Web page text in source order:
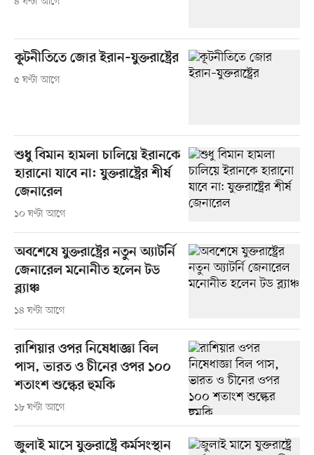
কূটনীতিতে জোর ইরান–যুক্তরাষ্ট্রের
৫ ঘণ্টা আগে
শুধু বিমান হামলা চালিয়ে ইরানকে
হারানো যাবে না: যুক্তরাষ্ট্রের শীর্ষ
জেনারেল
১০ ঘণ্টা আগে
অবশেষে যুক্তরাষ্ট্রের নতুন অ্যাটর্নি
জেনারেল মনোনীত হলেন টড
ব্ল্যাঞ্চ
১৪ ঘণ্টা আগে
রাশিয়ার ওপর নিষেধাজ্ঞা বিল
পাস, ভারত ও চীনের ওপর ১০০
শতাংশ শুল্কের হুমকি
১৮ ঘণ্টা আগে
জুলাই মাসে যুক্তরাষ্ট্রে কর্মসংস্থান